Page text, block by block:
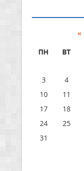
«
ПН
ВТ
3
4
10
11
17
18
24
25
31